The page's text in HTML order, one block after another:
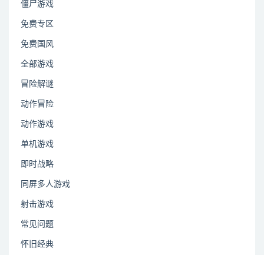
僵尸游戏
免费专区
免费国风
全部游戏
冒险解谜
动作冒险
动作游戏
单机游戏
即时战略
同屏多人游戏
射击游戏
常见问题
怀旧经典